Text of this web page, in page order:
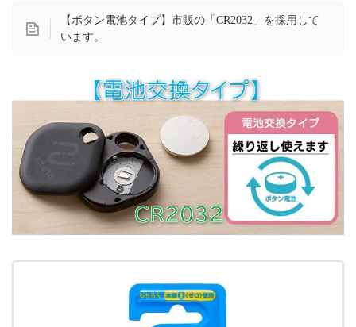
【ボタン電池タイプ】市販の「CR2032」を採用して
います。